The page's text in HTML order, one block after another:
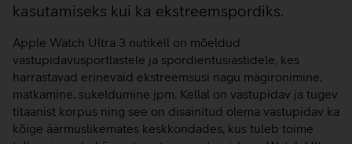
kasutamiseks kui ka ekstreemspordiks.
Apple Watch Ultra 3 nutikell on mõeldud
vastupidavusportlastele ja spordientusiastidele, kes
harrastavad erinevaid ekstreemsusi nagu mägironimine,
matkamine, sukeldumine jpm. Kellal on vastupidav ja tugev
titaanist korpus ning see on disainitud olema vastupidav ka
kõige äärmuslikemates keskkondades, kus tuleb toime